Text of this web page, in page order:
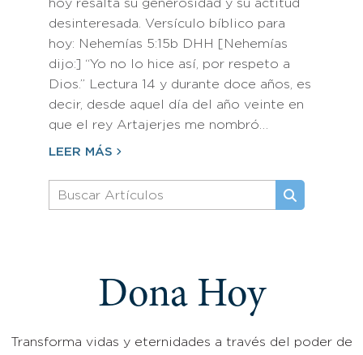
hoy resalta su generosidad y su actitud
desinteresada. Versículo bíblico para
hoy: Nehemías 5:15b DHH [Nehemías
dijo:] “Yo no lo hice así, por respeto a
Dios.” Lectura 14 y durante doce años, es
decir, desde aquel día del año veinte en
que el rey Artajerjes me nombró…
LEER MÁS
Dona Hoy
Transforma vidas y eternidades a través del poder de